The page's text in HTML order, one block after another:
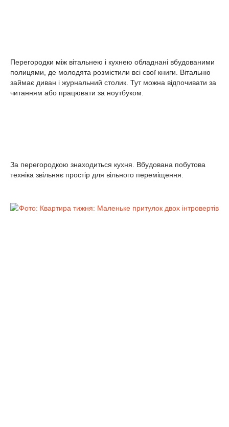
Перегородки між вітальнею і кухнею обладнані вбудованими
полицями, де молодята розмістили всі свої книги. Вітальню
займає диван і журнальний столик. Тут можна відпочивати за
читанням або працювати за ноутбуком.
За перегородкою знаходиться кухня. Вбудована побутова
техніка звільняє простір для вільного переміщення.